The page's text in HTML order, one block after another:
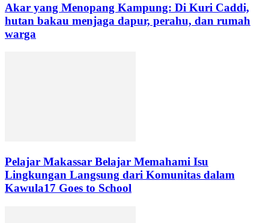
Akar yang Menopang Kampung: Di Kuri Caddi,
hutan bakau menjaga dapur, perahu, dan rumah
warga
Pelajar Makassar Belajar Memahami Isu
Lingkungan Langsung dari Komunitas dalam
Kawula17 Goes to School